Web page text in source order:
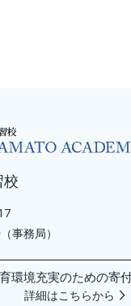
校
（事務局）
環境充実のための寄
詳細はこちらから